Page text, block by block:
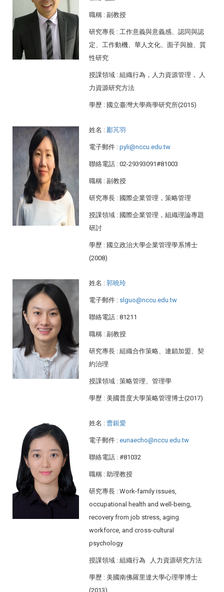
職稱 : 副教授
研究專長 : 工作意義與意義感、認同與認
定、工作動機、華人文化、面子與臉、質
性研究
授課領域 : 組織行為，人力資源管理， 人
力資源研究方法
學歷 : 國立臺灣大學商學研究所(2015)
姓名 : 酈芃羽
電子郵件 : pyli@nccu.edu.tw
聯絡電話 : 02-29393091#81003
職稱 : 副教授
研究專長 : 國際企業管理，策略管理
授課領域 : 國際企業管理，組織理論專題
研討
學歷 : 國立政治大學企業管理學系博士
(2008)
姓名 : 郭曉玲
電子郵件 : slguo@nccu.edu.tw
聯絡電話 : 81211
職稱 : 副教授
研究專長 : 組織合作策略、連鎖加盟、契
約治理
授課領域 : 策略管理、管理學
學歷 : 美國普度大學策略管理博士(2017)
姓名 : 曹銀愛
電子郵件 : eunaecho@nccu.edu.tw
聯絡電話 : #81032
職稱 : 助理教授
研究專長 : Work-family issues,
occupational health and well-being,
recovery from job stress, aging
workforce, and cross-cultural
psychology
授課領域 : 組織行為 人力資源研究方法
學歷 : 美國南佛羅里達大學心理學博士
(2013)